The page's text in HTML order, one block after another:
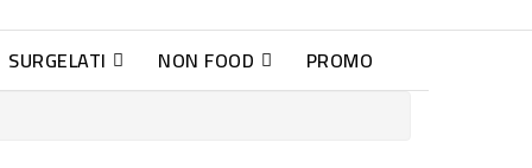
SURGELATI NON FOOD PROMO